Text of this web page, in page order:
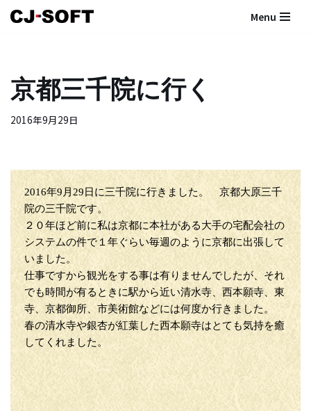
ン
ツ
へ
ッ
Menu
京都三千院に行く
2016年9月29日
2016年9月29日に三千院に行きました。 京都大原三千
院の三千院です。
２０年ほど前に私は京都に本社がある大手の宅配会社の
システムの件で１年ぐらい毎週のように京都に出張して
いました。
仕事ですから観光をする事は有りませんでしたが、それ
でも時間が有るときに駅から近い清水寺、西本願寺、東
寺、京都御所、市美術館などには何度か行きました。
春の清水寺や銀杏が紅葉した西本願寺はとても気持を癒
してくれました。